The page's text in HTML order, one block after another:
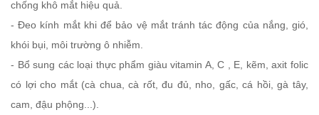
chống khô mắt hiệu quả.
- Đeo kính mắt khi để bảo vệ mắt tránh tác động của nắng, gió,
khói bụi, môi trường ô nhiễm.
- Bổ sung các loại thực phẩm giàu vitamin A, C , E, kẽm, axit folic
có lợi cho mắt (cà chua, cà rốt, đu đủ, nho, gấc, cá hồi, gà tây,
cam, đậu phộng...).